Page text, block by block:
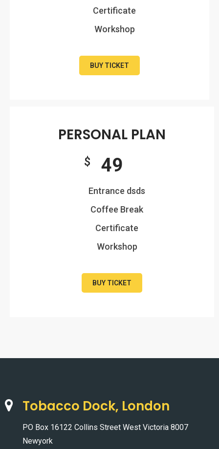
Certificate
Workshop
BUY TICKET
PERSONAL PLAN
49
$
Entrance dsds
Coffee Break
Certificate
Workshop
BUY TICKET
Tobacco Dock, London
PO Box 16122 Collins Street West Victoria 8007
Newyork